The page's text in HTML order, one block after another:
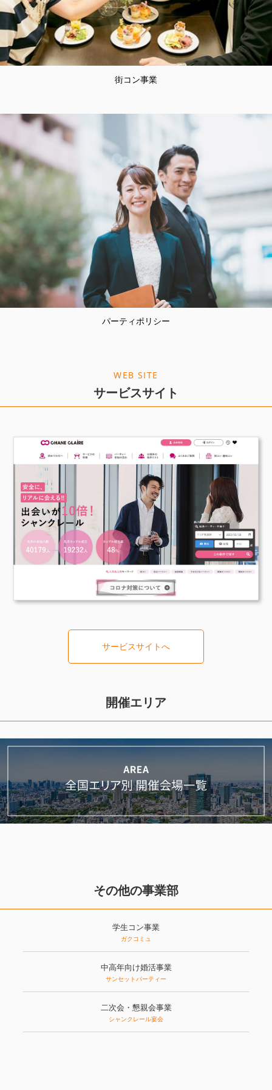
街コン事業
パーティポリシー
WEB SITE
サービスサイト
サービスサイトへ
開催エリア
その他の事業部
学生コン事業
ガクコミュ
中高年向け婚活事業
サンセットパーティー
二次会・懇親会事業
シャンクレール宴会